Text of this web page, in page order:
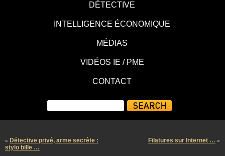
DÉTECTIVE
INTELLIGENCE ÉCONOMIQUE
MÉDIAS
VIDÉOS IE / PME
CONTACT
« Détective privé, arme secrète :
stylo bille …
Filatures sur Internet … »